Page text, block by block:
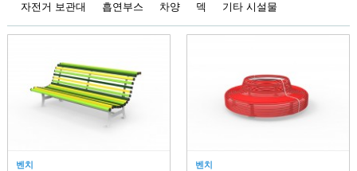
자전거 보관대 흡연부스 차양 덱 기타 시설물
벤치 벤치